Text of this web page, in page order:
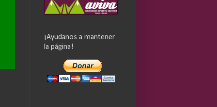
¡Ayudanos a mantener
la página!